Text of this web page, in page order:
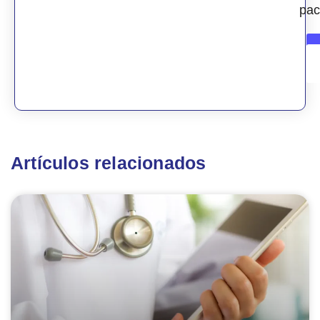
Artículos relacionados